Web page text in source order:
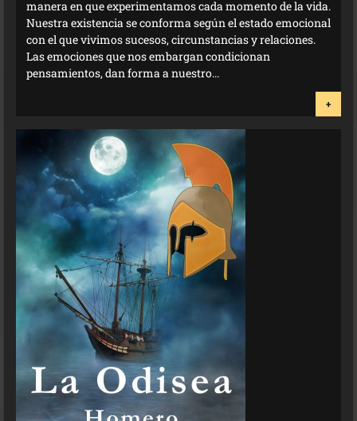
manera en que experimentamos cada momento de la vida.
Nuestra existencia se conforma según el estado emocional
con el que vivimos sucesos, circunstancias y relaciones.
Las emociones que nos embargan condicionan
pensamientos, dan forma a nuestro...
+